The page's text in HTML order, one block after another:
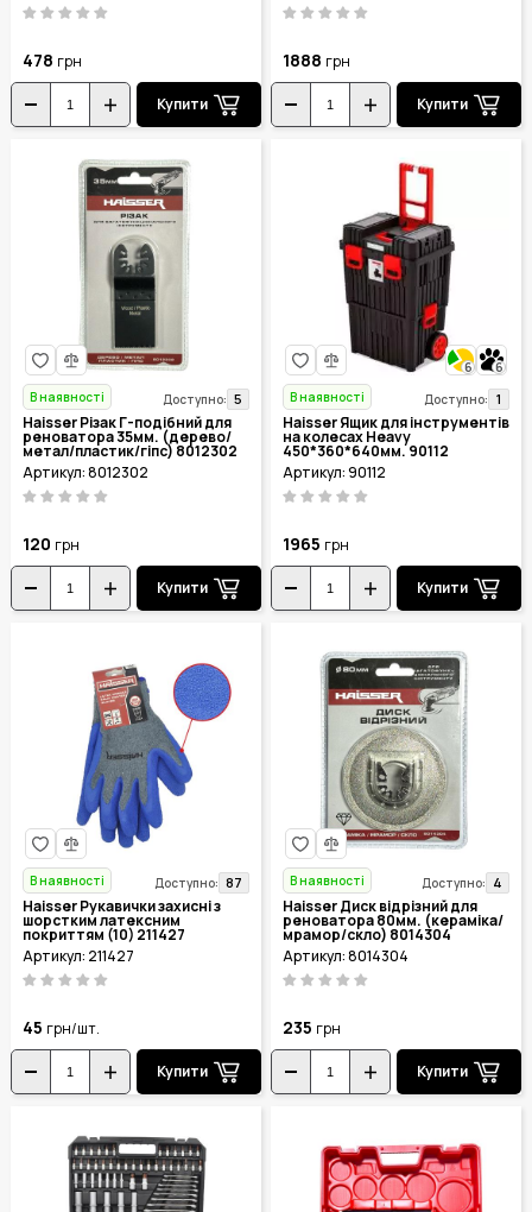
478 грн
Купити
1888 грн
Купити
В наявності Доступно: 5
Haisser Різак Г-подібний для
реноватора 35мм. (дерево/
метал/пластик/гіпс) 8012302
Артикул: 8012302
120 грн
Купити
6
6
В наявності
Доступно: 1
Haisser Ящик для інструментів
на колесах Heavy
450*360*640мм. 90112
Артикул: 90112
1965 грн
Купити
В наявності Доступно: 87
Haisser Рукавички захисні з
шорстким латексним
покриттям (10) 211427
Артикул: 211427
45 грн/шт.
Купити
В наявності Доступно: 4
Haisser Диск відрізний для
реноватора 80мм. (кераміка/
мрамор/скло) 8014304
Артикул: 8014304
235 грн
Купити